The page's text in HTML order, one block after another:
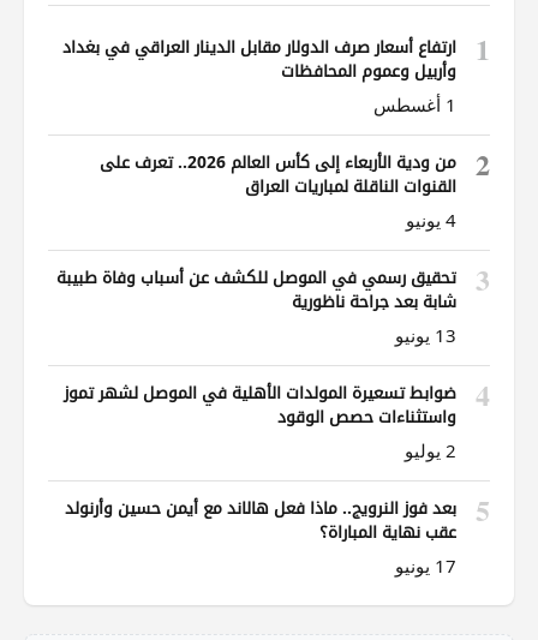
1
ارتفاع أسعار صرف الدولار مقابل الدينار العراقي في بغداد
وأربيل وعموم المحافظات
1 أغسطس
2
من ودية الأربعاء إلى كأس العالم 2026.. تعرف على
القنوات الناقلة لمباريات العراق
4 يونيو
3
تحقيق رسمي في الموصل للكشف عن أسباب وفاة طبيبة
شابة بعد جراحة ناظورية
13 يونيو
4
ضوابط تسعيرة المولدات الأهلية في الموصل لشهر تموز
واستثناءات حصص الوقود
2 يوليو
5
بعد فوز النرويج.. ماذا فعل هالاند مع أيمن حسين وأرنولد
عقب نهاية المباراة؟
17 يونيو